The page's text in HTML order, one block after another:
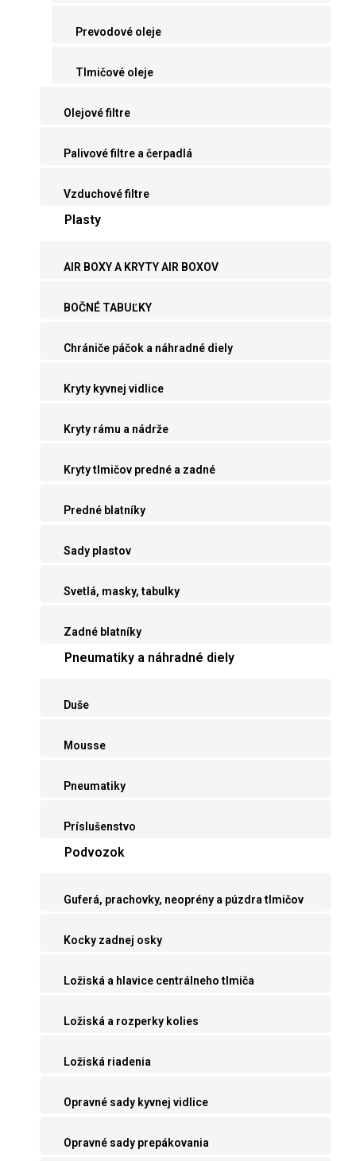
Prevodové oleje
Tlmičové oleje
Olejové filtre
Palivové filtre a čerpadlá
Vzduchové filtre
Plasty
AIR BOXY A KRYTY AIR BOXOV
BOČNÉ TABUĽKY
Chrániče páčok a náhradné diely
Kryty kyvnej vidlice
Kryty rámu a nádrže
Kryty tlmičov predné a zadné
Predné blatníky
Sady plastov
Svetlá, masky, tabulky
Zadné blatníky
Pneumatiky a náhradné diely
Duše
Mousse
Pneumatiky
Príslušenstvo
Podvozok
Guferá, prachovky, neoprény a púzdra tlmičov
Kocky zadnej osky
Ložiská a hlavice centrálneho tlmiča
Ložiská a rozperky kolies
Ložiská riadenia
Opravné sady kyvnej vidlice
Opravné sady prepákovania